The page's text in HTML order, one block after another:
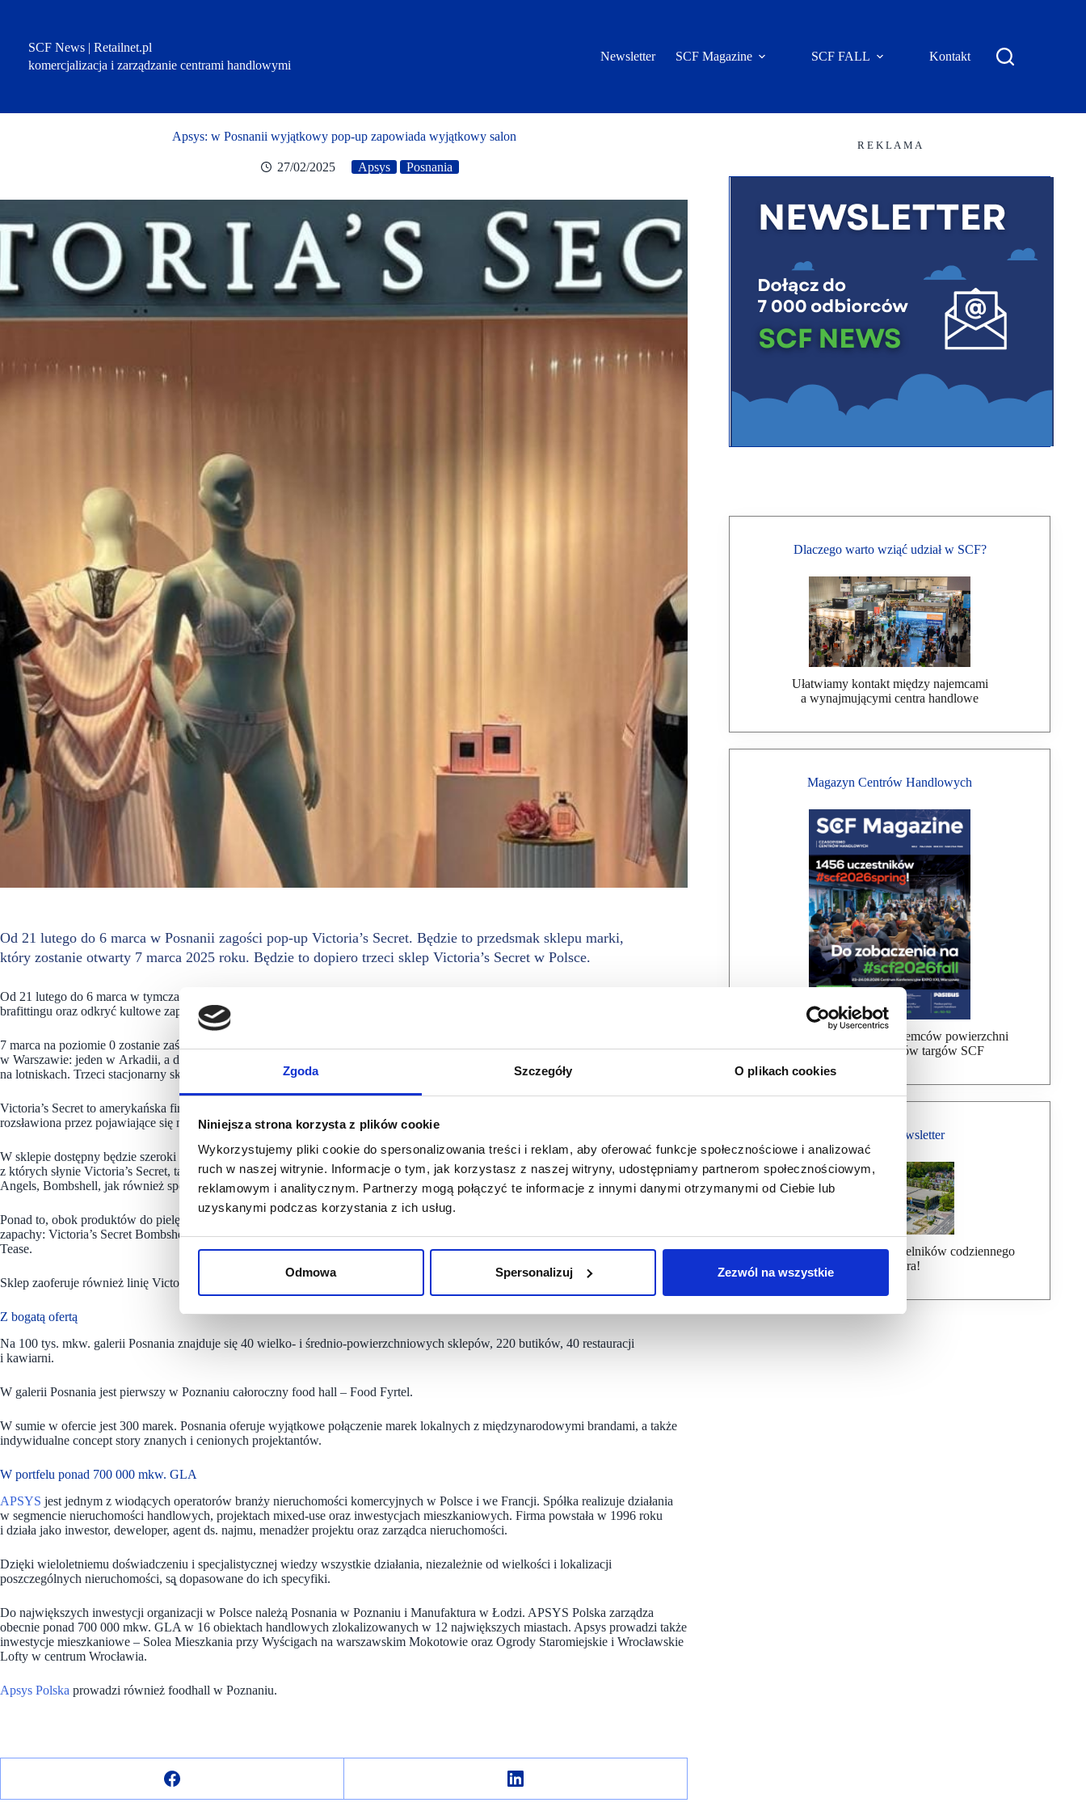
Zgoda Szczegóły O plikach cookies
Niniejsza strona korzysta z plików cookie
Wykorzystujemy pliki cookie do spersonalizowania treści i reklam, aby oferować funkcje społecznościowe i analizować
ruch w naszej witrynie. Informacje o tym, jak korzystasz z naszej witryny, udostępniamy partnerom społecznościowym,
reklamowym i analitycznym. Partnerzy mogą połączyć te informacje z innymi danymi otrzymanymi od Ciebie lub
uzyskanymi podczas korzystania z ich usług.
Odmowa Spersonalizuj Zezwól na wszystkie
SCF News | Retailnet.pl
komercjalizacja i zarządzanie centrami handlowymi
Newsletter SCF Magazine SCF FALL Kontakt
Apsys: w Posnanii wyjątkowy pop-up zapowiada wyjątkowy salon
27/02/2025 Apsys Posnania
Od 21 lutego do 6 marca w Posnanii zagości pop-up Victoria’s Secret. Będzie to przedsmak sklepu marki,
który zostanie otwarty 7 marca 2025 roku. Będzie to dopiero trzeci sklep Victoria’s Secret w Polsce.
Od 21 lutego do 6 marca w tymczasowym kiosku Victoria’s Secret na klientów czekają atrakcje. Mogą skorzystać z bezpłatnego
brafittingu oraz odkryć kultowe zapachy Victoria’s Secret.
7 marca na poziomie 0 zostanie zaś otwarty sklep marki. W Polsce działają tylko dwa sklepy stacjonarne marki. Obydwa mieszczą się
w Warszawie: jeden w Arkadii, a drugi w centrum Złote Tarasy. Produkty Victoria’s Secret.
na lotniskach. Trzeci stacjonarny sklep zostanie otwarty w galerii Posnania.
Victoria’s Secret to amerykańska firma powstała w 1977 roku. Victoria’s Secret to najbardziej szykowna marka bielizny na świecie,
rozsławiona przez pojawiające się na jej wybiegach supermodelki.
W sklepie dostępny będzie szeroki wybór flagowych biustonoszy, majtek oraz bielizny nocnej. Klienci znajdą kobiece i seksowne linie
z których słynie Victoria’s Secret, takie jak: Victoria, Very Sexy, Dream
Angels, Bombshell, jak również sportowa kolekcja marki, Victoria Sport.
Ponad to, obok produktów do pielęgnacji ciała oraz kosmetyków z serii Victoria Secret PINK, w sklepie znaleźć można popularne
zapachy: Victoria’s Secret Bombshell, Victoria’s Secret Bombshell Seduction, Victoria’s Secret Heavenly, a także Victoria’s Secret
Tease.
Sklep zaoferuje również linię Victoria’s Secret PINK – kolekcję bielizny oraz ubrań na co dzień dla młodych kobiet.
Z bogatą ofertą
Na 100 tys. mkw. galerii Posnania znajduje się 40 wielko- i średnio-powierzchniowych sklepów, 220 butików, 40 restauracji
i kawiarni.
W galerii Posnania jest pierwszy w Poznaniu całoroczny food hall – Food Fyrtel.
W sumie w ofercie jest 300 marek. Posnania oferuje wyjątkowe połączenie marek lokalnych z międzynarodowymi brandami, a także
indywidualne concept story znanych i cenionych projektantów.
W portfelu ponad 700 000 mkw. GLA
APSYS jest jednym z wiodących operatorów branży nieruchomości komercyjnych w Polsce i we Francji. Spółka realizuje działania
w segmencie nieruchomości handlowych, projektach mixed-use oraz inwestycjach mieszkaniowych. Firma powstała w 1996 roku
i działa jako inwestor, deweloper, agent ds. najmu, menadżer projektu oraz zarządca nieruchomości.
Dzięki wieloletniemu doświadczeniu i specjalistycznej wiedzy wszystkie działania, niezależnie od wielkości i lokalizacji
poszczególnych nieruchomości, są̨ dopasowane do ich specyfiki.
Do największych inwestycji organizacji w Polsce należą Posnania w Poznaniu i Manufaktura w Łodzi. APSYS Polska zarządza
obecnie ponad 700 000 mkw. GLA w 16 obiektach handlowych zlokalizowanych w 12 największych miastach. Apsys prowadzi także
inwestycje mieszkaniowe – Solea Mieszkania przy Wyścigach na warszawskim Mokotowie oraz Ogrody Staromiejskie i Wrocławskie
Lofty w centrum Wrocławia.
Apsys Polska prowadzi również foodhall w Poznaniu.
R E K L A M A
Dlaczego warto wziąć udział w SCF?
Ułatwiamy kontakt między najemcami
a wynajmującymi centra handlowe
Magazyn Centrów Handlowych
Bezpłatna wysyłka dla najemców powierzchni
handlowej, uczestników targów SCF
Bezpłatny Newsletter
Dołącz do ponad 7000 czytelników codziennego
newslettera!